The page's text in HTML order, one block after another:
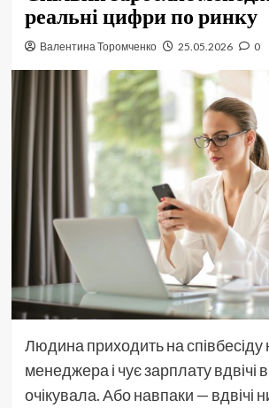
реальні цифри по ринку
Валентина Торомченко 25.05.2026 0
Людина приходить на співбесіду
менеджера і чує зарплату вдвічі
очікувала. Або навпаки — вдвічі